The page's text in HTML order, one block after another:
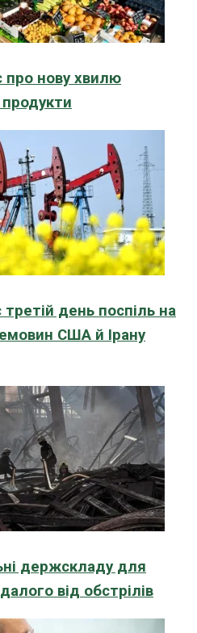
нову хвилю
день поспіль на
США й Ірану
держскладу для
від обстрілів